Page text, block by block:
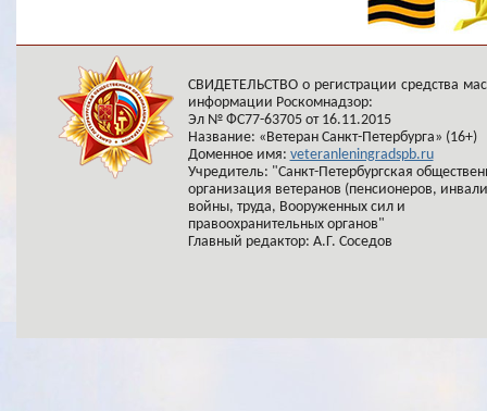
СВИДЕТЕЛЬСТВО о регистрации средства
информации Роскомнадзор:
Эл № ФС77-63705 от 16.11.2015
Название: «Ветеран Санкт-Петербурга» (16+)
Доменное имя: veteranleningradspb.ru
Учредитель: "Санкт-Петербургская
организация ветеранов (пенсионеров,
войны, труда, Вооруженных сил и
правоохранительных органов"
Главный редактор: А.Г. Соседов